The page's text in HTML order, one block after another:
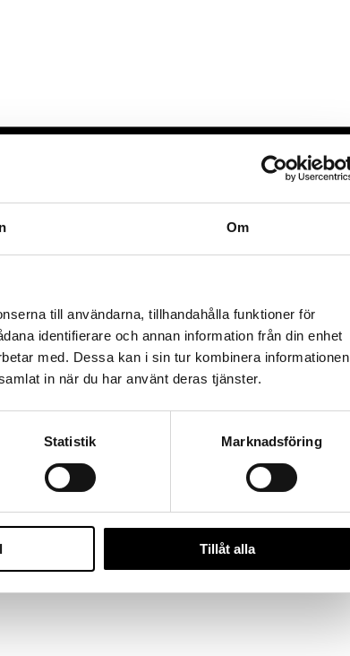
Om
till användarna, tillhandahålla funktioner för
identifierare och annan information från din enhet
med. Dessa kan i sin tur kombinera informationen
in när du har använt deras tjänster.
Statistik Marknadsföring
Tillåt alla